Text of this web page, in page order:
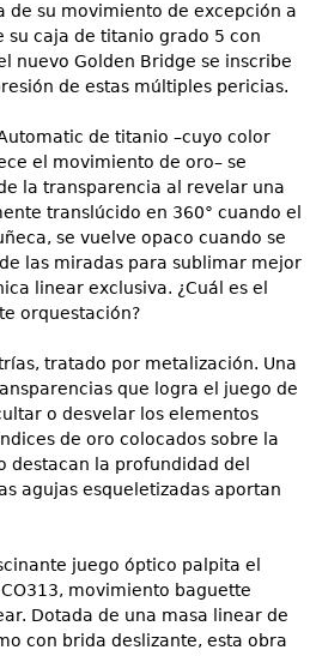
de su movimiento de excepción a
su caja de titanio grado 5 con
nuevo Golden Bridge se inscribe
de estas múltiples pericias.
de titanio –cuyo color
el movimiento de oro– se
la transparencia al revelar una
translúcido en 360° cuando el
se vuelve opaco cuando se
las miradas para sublimar mejor
linear exclusiva. ¿Cuál es el
orquestación?
tratado por metalización. Una
que logra el juego de
o desvelar los elementos
de oro colocados sobre la
destacan la profundidad del
agujas esqueletizadas aportan
juego óptico palpita el
movimiento baguette
Dotada de una masa linear de
con brida deslizante, esta obra